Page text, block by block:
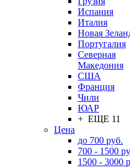
Испания
Италия
Новая
Португалия
Северная
Македония
США
Франция
Чили
ЮАР
+ ЕЩЕ 11
Цена
до 700 руб.
700 - 1500
1500 - 3000